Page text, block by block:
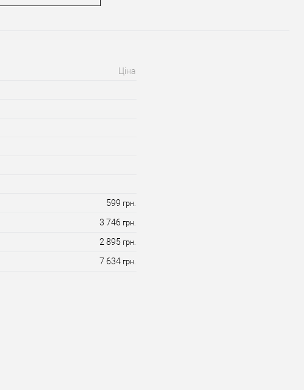
Ціна
599 грн.
3 746 грн.
2 895 грн.
7 634 грн.